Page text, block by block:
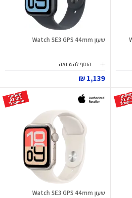
שעון Watch SE3 GPS 44mm
הוסף להשוואה
1,139 ₪
שעון Watch SE3 GPS 44mm